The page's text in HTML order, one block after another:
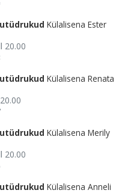
Külalisena Ester
20.00
Külalisena Renata
Külalisena Merily
20.00
Külalisena Anneli